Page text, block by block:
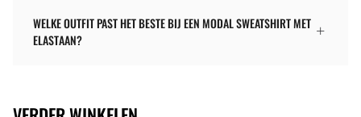
WELKE OUTFIT PAST HET BESTE BIJ EEN MODAL SWEATSHIRT MET
ELASTAAN?